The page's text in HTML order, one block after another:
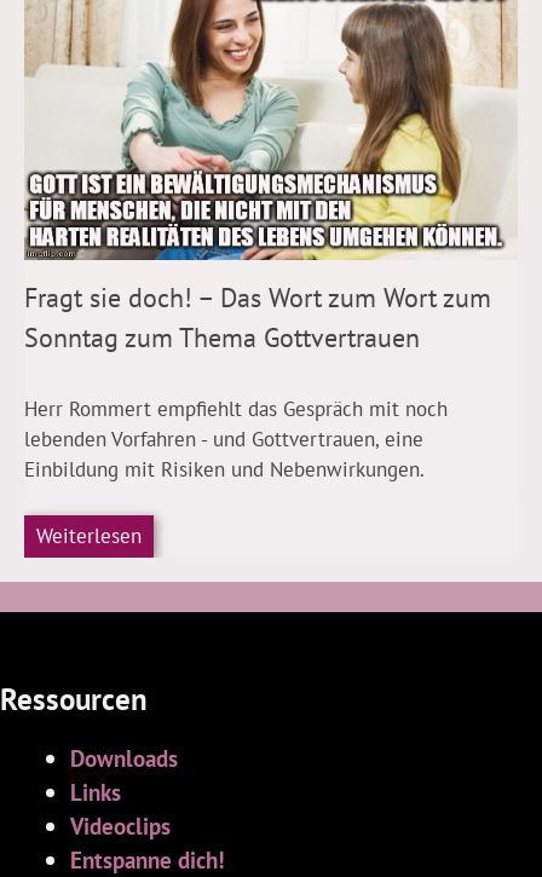
Fragt sie doch! – Das Wort zum Wort zum
Sonntag zum Thema Gottvertrauen
Herr Rommert empfiehlt das Gespräch mit noch
lebenden Vorfahren - und Gottvertrauen, eine
Einbildung mit Risiken und Nebenwirkungen.
Weiterlesen
Ressourcen
Downloads
Links
Videoclips
Entspanne dich!